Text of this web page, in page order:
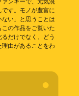
す。モノが豊富に
い」と思うことは
の作品をご覧いた
だけでなく、どう
由があることをわ